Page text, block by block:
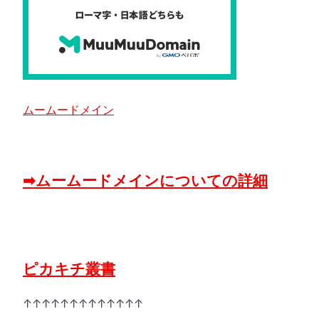
ムームードメイン
➡ムームードメインについての詳細
ピカキチ叢書
↑↑↑↑↑↑↑↑↑↑↑↑↑